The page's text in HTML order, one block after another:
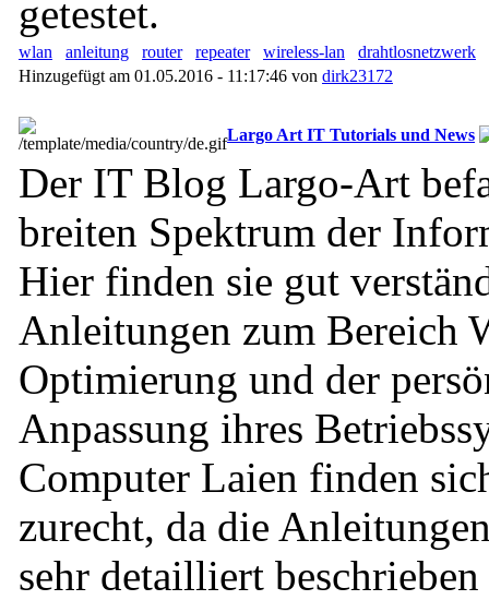
getestet.
wlan anleitung router repeater wireless-lan
drahtlosnetzwerk
Hinzugefügt am 01.05.2016 - 11:17:46 von dirk23172
Largo Art IT Tutorials und News
Der IT Blog Largo-Art
breiten Spektrum der
Hier finden sie gut
Anleitungen zum Bereich
Optimierung und der
Anpassung ihres
Computer Laien finden
zurecht, da die
sehr detailliert